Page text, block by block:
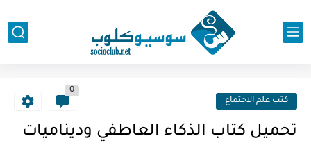
كتب علم الاجتماع
0
تحميل كتاب الذكاء العاطفي وديناميات